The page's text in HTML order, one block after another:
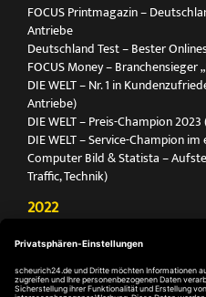
FOCUS Printmagazin –
Antriebe
Deutschland Test – Bester
FOCUS Money – Branchensieger
DIE WELT – Nr. 1 in
Antriebe)
DIE WELT – Preis-Champion
DIE WELT – Service-Champion
Computer Bild & Statista –
Traffic, Technik)
2022
Antriebe
Deutschland Test – Bester
FOCUS Money – Branchensieger